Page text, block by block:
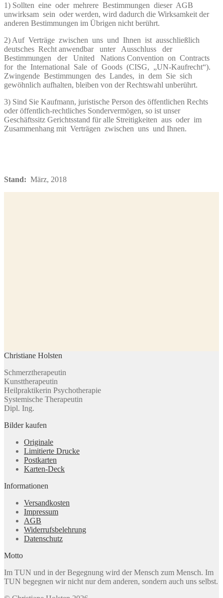
1) Sollten eine oder mehrere Bestimmungen dieser AGB
unwirksam sein oder werden, wird dadurch die Wirksamkeit der
anderen Bestimmungen im Übrigen nicht berührt.
2) Auf Verträge zwischen uns und Ihnen ist ausschließlich
deutsches Recht anwendbar unter Ausschluss der
Bestimmungen der United Nations Convention on Contracts
for the International Sale of Goods (CISG, „UN-Kaufrecht“).
Zwingende Bestimmungen des Landes, in dem Sie sich
gewöhnlich aufhalten, bleiben von der Rechtswahl unberührt.
3) Sind Sie Kaufmann, juristische Person des öffentlichen Rechts
oder öffentlich-rechtliches Sondervermögen, so ist unser
Geschäftssitz Gerichtsstand für alle Streitigkeiten aus oder im
Zusammenhang mit Verträgen zwischen uns und Ihnen.
Stand: März, 2018
Christiane Holsten
Schmerztherapeutin
Kunsttherapeutin
Heilpraktikerin Psychotherapie
Systemische Therapeutin
Dipl. Ing.
Bilder kaufen
Originale
Limitierte Drucke
Postkarten
Karten-Deck
Informationen
Versandkosten
Impressum
AGB
Widerrufsbelehrung
Datenschutz
Motto
Im TUN und in der Begegnung wird der Mensch zum Mensch. Im
TUN begegnen wir nicht nur dem anderen, sondern auch uns selbst.